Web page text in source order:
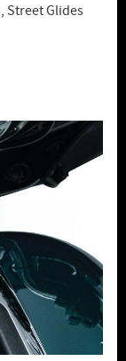
Street Glides